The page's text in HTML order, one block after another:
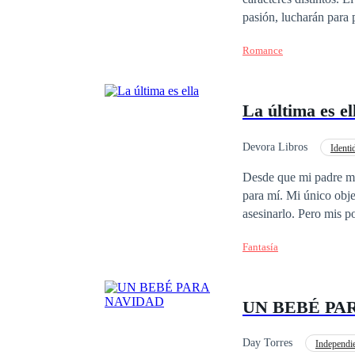
pasión, lucharán para
pasión hechizada.
Romance
La última es
Devora Libros
Desde que mi padre
para mí. Mi único
asesinarlo. Pero mis
la espalda a mi reino
Fantasía
UN BEBÉ
Day Torres